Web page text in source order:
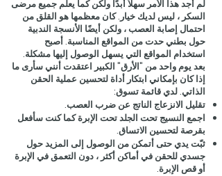
لم أجد هذا الأمر سهلاً أبدًا ولكن كما يعلم جميع مرضى
السكر ، ليس لديك خيار. كان معظمها هو القلق من
احتمال إصابة العصب ، ولكن أيضًا الأنسجة الندبية
حول بطني حدت من المواقع المناسبة. أصبح
استخدام المواقع التي يسهل الوصول إليها مشكلة.
بعد يوم واحد من "الأرق" الكبير اعتقدت أنني سأرى ما
إذا كان بإمكاني ابتكار أداة لتحسين عملية الحقن
الذاتي. لدي قائمة تسوق:
تقليل الانزعاج الناتج عن ضرب العصب.
اجمع النسيج تحت الجلد تحت الإبرة كما كنت سأفعل
بقرصة لتحسين الاتساق.
ثبّت يدي حتى أتمكن من الوصول إلى المزيد حول
جسدي للحقن في أماكن أكثر ، دون التعمق في الإبرة
أو قص الإبرة.